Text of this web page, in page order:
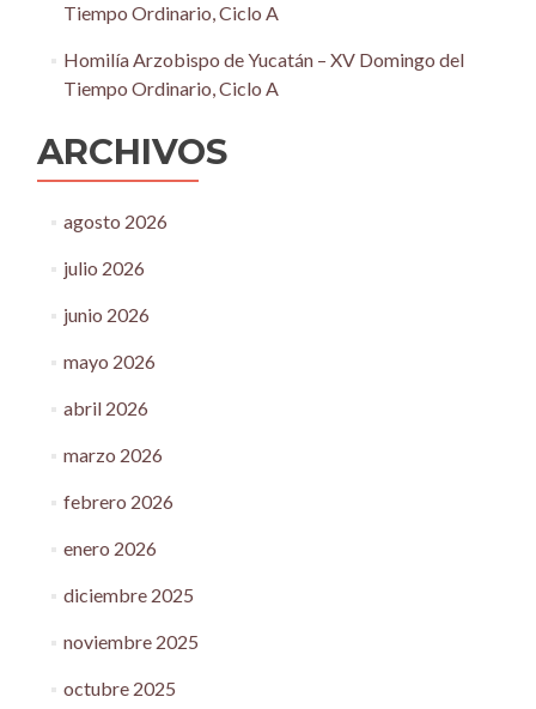
Tiempo Ordinario, Ciclo A
Homilía Arzobispo de Yucatán – XV Domingo del
Tiempo Ordinario, Ciclo A
ARCHIVOS
agosto 2026
julio 2026
junio 2026
mayo 2026
abril 2026
marzo 2026
febrero 2026
enero 2026
diciembre 2025
noviembre 2025
octubre 2025